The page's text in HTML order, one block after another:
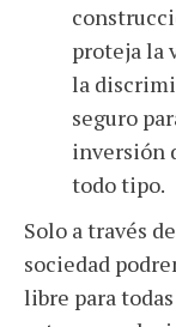
proteja la
la
seguro
inversión
todo tipo.
Solo a través
sociedad
libre para